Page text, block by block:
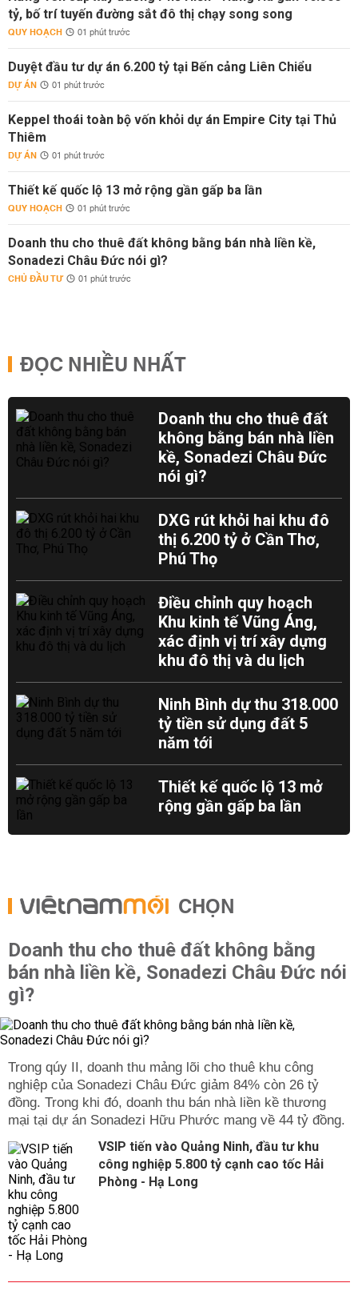
tỷ, bố trí tuyến đường sắt đô thị chạy song song
QUY HOẠCH 01 phút trước
Duyệt đầu tư dự án 6.200 tỷ tại Bến cảng Liên Chiểu
DỰ ÁN 01 phút trước
Keppel thoái toàn bộ vốn khỏi dự án Empire City tại Thủ
Thiêm
DỰ ÁN 01 phút trước
Thiết kế quốc lộ 13 mở rộng gần gấp ba lần
QUY HOẠCH 01 phút trước
Doanh thu cho thuê đất không bằng bán nhà liền kề,
Sonadezi Châu Đức nói gì?
CHỦ ĐẦU TƯ 01 phút trước
ĐỌC NHIỀU NHẤT
Doanh thu cho thuê đất
không bằng bán nhà liền
kề, Sonadezi Châu Đức
nói gì?
DXG rút khỏi hai khu đô
thị 6.200 tỷ ở Cần Thơ,
Phú Thọ
Điều chỉnh quy hoạch
Khu kinh tế Vũng Áng,
xác định vị trí xây dựng
khu đô thị và du lịch
Ninh Bình dự thu 318.000
tỷ tiền sử dụng đất 5
năm tới
Thiết kế quốc lộ 13 mở
rộng gần gấp ba lần
CHỌN
Doanh thu cho thuê đất không bằng
bán nhà liền kề, Sonadezi Châu Đức nói
gì?
Trong qúy II, doanh thu mảng lõi cho thuê khu công
nghiệp của Sonadezi Châu Đức giảm 84% còn 26 tỷ
đồng. Trong khi đó, doanh thu bán nhà liền kề thương
mại tại dự án Sonadezi Hữu Phước mang về 44 tỷ đồng.
VSIP tiến vào Quảng Ninh, đầu tư khu
công nghiệp 5.800 tỷ cạnh cao tốc Hải
Phòng - Hạ Long